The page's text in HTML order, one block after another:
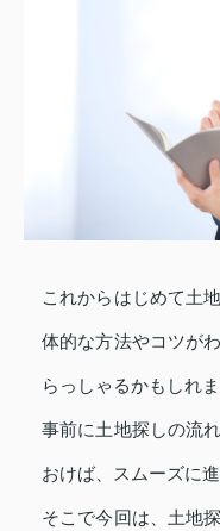
これからはじめて土
体的な方法やコツが
らっしゃるかもしれま
事前に土地探しの流
おけば、スムーズに進
そこで今回は、土地